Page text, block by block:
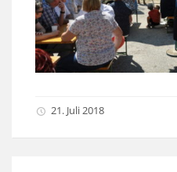
21. Juli 2018